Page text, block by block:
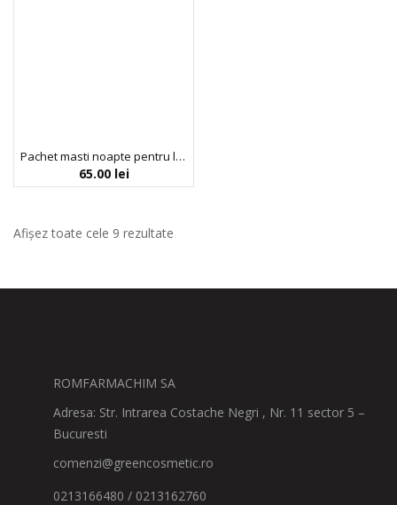
Pachet masti noapte pentru luminozitate si revitalizare, Wonder Vitamin, Trimay, 3 g x 20 buc
65.00 lei
Afișez toate cele 9 rezultate
ROMFARMACHIM SA
Adresa: Str. Intrarea Costache Negri , Nr. 11 sector 5 –
Bucuresti
comenzi@greencosmetic.ro
0213166480 / 0213162760